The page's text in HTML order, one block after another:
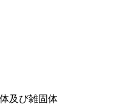
及び雑固体